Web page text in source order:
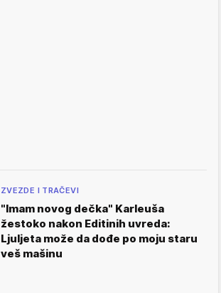
ZVEZDE I TRAČEVI
"Imam novog dečka" Karleuša
žestoko nakon Editinih uvreda:
Ljuljeta može da dođe po moju staru
veš mašinu